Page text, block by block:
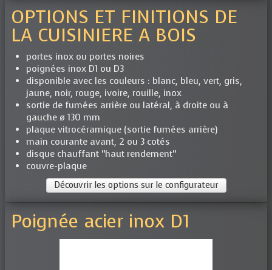
OPTIONS ET FINITIONS DE
LA CUISINIERE A BOIS
portes inox ou portes noires
poignées inox D1 ou D3
disponible avec les couleurs : blanc, bleu, vert, gris,
jaune, noir, rouge, ivoire, rouille, inox
sortie de fumées arrière ou latéral, à droite ou à
gauche ø 130 mm
plaque vitrocéramique (sortie fumées arrière)
main courante avant, 2 ou 3 cotés
disque chauffant “haut rendement“
couvre-plaque
Découvrir les options sur le configurateur
Poignée acier inox D1